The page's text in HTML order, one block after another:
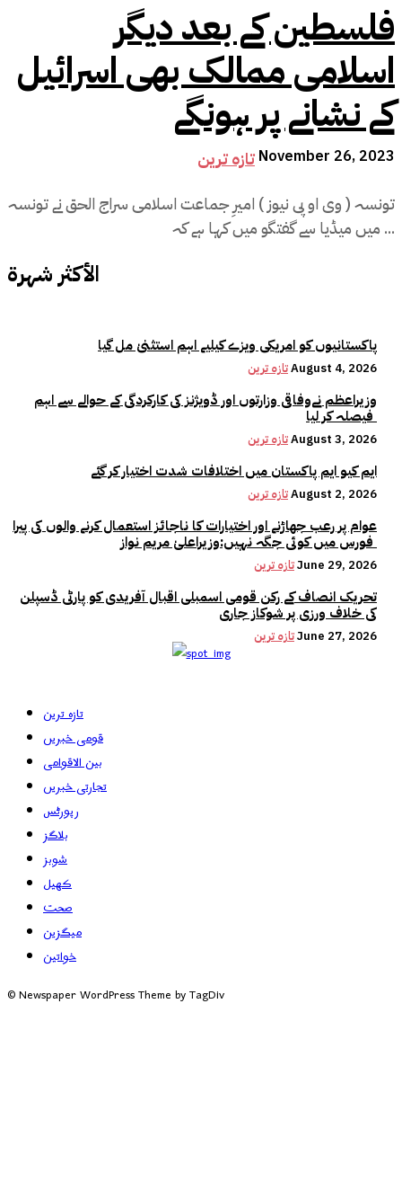
فلسطین کے بعد دیگر
اسلامی ممالک بھی اسرائیل
کے نشانے پر ہونگے
تازہ ترین November 26, 2023
تونسہ ( وی او پی نیوز ) امیرِ جماعت اسلامی سراج الحق نے تونسہ
میں میڈیا سے گفتگو میں کہا ہے کہ ...
الأكثر شهرة
پاکستانیوں کو امریکی ویزے کیلیے اہم استثنیٰ مل گیا
تازہ ترینAugust 4, 2026
وزیراعظم نےوفاقی وزارتوں اور ڈویژنز کی کارکردگی کے حوالے سے اہم
تازہ ترینAugust 3, 2026
ایم کیو ایم پاکستان میں اختلافات شدت اختیار کر گئے
تازہ ترینAugust 2, 2026
عوام پر رعب جھاڑنے اور اختیارات کا ناجائز استعمال کرنے والوں کی پیرا
تازہ ترینJune 29, 2026
تحریک انصاف کے رکن قومی اسمبلی اقبال آفریدی کو پارٹی ڈسپلن
کی خلاف ورزی پر شوکاز جاری
تازہ ترینJune 27, 2026
تازہ ترین
قومی خبریں
بین الاقوامی
تجارتی خبریں
رپورٹس
بلاگز
شوبز
کھیل
صحت
میگزین
خواتین
© Newspaper WordPress Theme by TagDiv